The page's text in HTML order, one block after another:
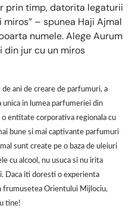
prin timp, datorita legaturii
– spunea Haji Ajmal
numele. Alege Aurum
jur cu un miros
ani de creare de parfumuri, a
unica in lumea parfumeriei din
entitate corporativa regionala cu
bune si mai captivante parfumuri
sunt create pe o baza de uleiuri
cu alcool, nu usuca si nu irita
Daca iti doresti o experienta
frumusetea Orientului Mijlociu,
tine!